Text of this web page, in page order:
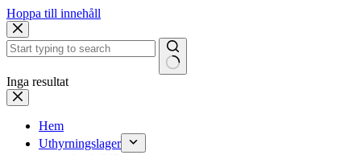
Hoppa till innehåll
Inga resultat
Hem
Uthyrningslager